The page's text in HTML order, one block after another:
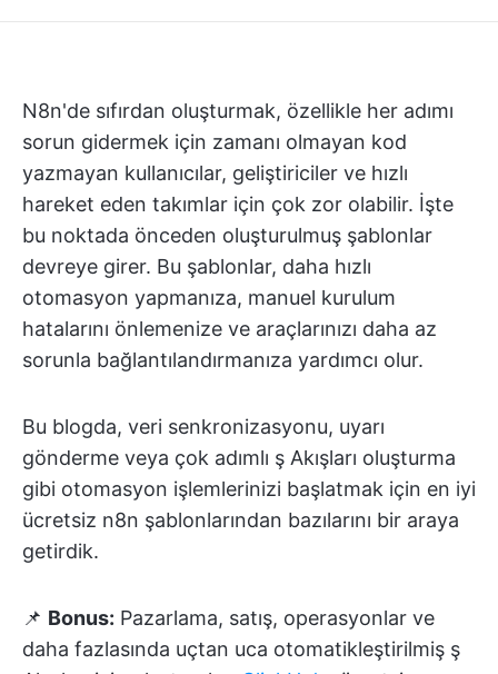
N8n'de sıfırdan oluşturmak, özellikle her adımı
sorun gidermek için zamanı olmayan kod
yazmayan kullanıcılar, geliştiriciler ve hızlı
hareket eden takımlar için çok zor olabilir. İşte
bu noktada önceden oluşturulmuş şablonlar
devreye girer. Bu şablonlar, daha hızlı
otomasyon yapmanıza, manuel kurulum
hatalarını önlemenize ve araçlarınızı daha az
sorunla bağlantılandırmanıza yardımcı olur.
Bu blogda, veri senkronizasyonu, uyarı
gönderme veya çok adımlı ş Akışları oluşturma
gibi otomasyon işlemlerinizi başlatmak için en iyi
ücretsiz n8n şablonlarından bazılarını bir araya
getirdik.
📌 Bonus: Pazarlama, satış, operasyonlar ve
daha fazlasında uçtan uca otomatikleştirilmiş ş